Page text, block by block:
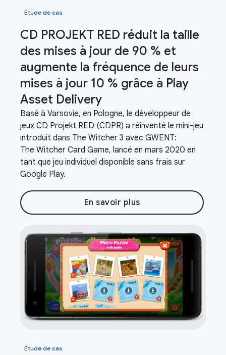
Étude de cas
CD PROJEKT RED réduit la taille
des mises à jour de 90 % et
augmente la fréquence de leurs
mises à jour 10 % grâce à Play
Asset Delivery
Basé à Varsovie, en Pologne, le développeur de
jeux CD Projekt RED (CDPR) a réinventé le mini-jeu
introduit dans The Witcher 3 avec GWENT:
The Witcher Card Game, lancé en mars 2020 en
tant que jeu individuel disponible sans frais sur
Google Play.
En savoir plus
Étude de cas